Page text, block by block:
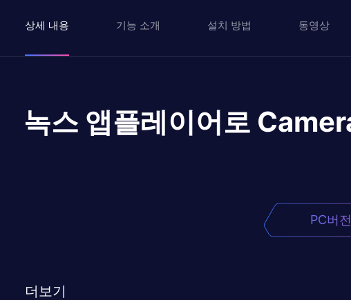
상세 내용 기능 소개 설치 방법 동영상
녹스 앱플레이어로
PC버
더보기